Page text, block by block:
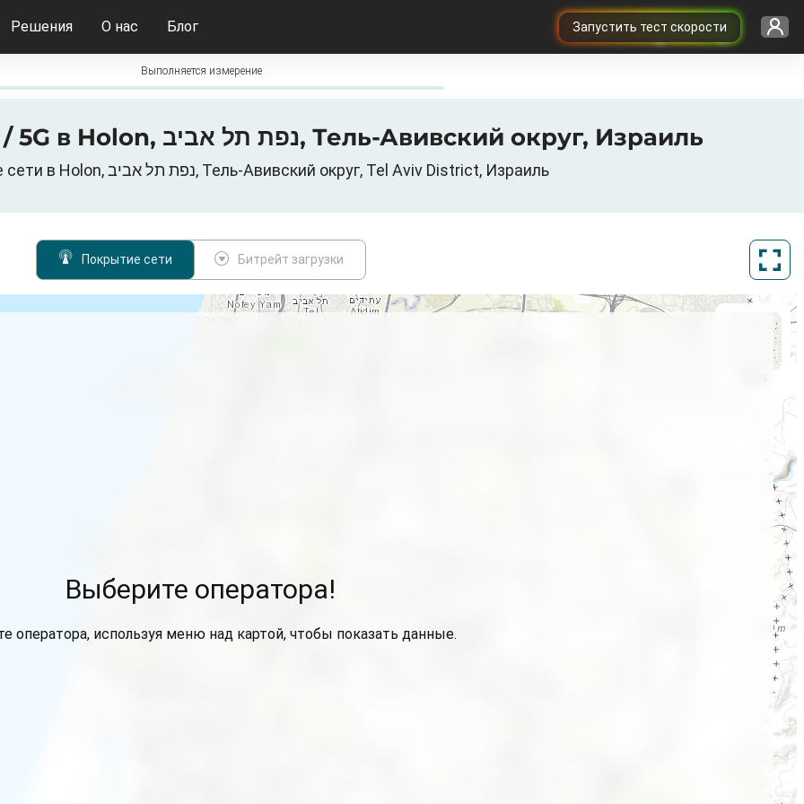
Запустить тест скорости
Решения О нас Блог
Выполняется измерение
Карта покрытия 3G / 4G / 5G в Holon, נפת תל אביב, Тель-Авивский округ, Израиль
Мобильные данные сети в Holon, נפת תל אביב, Тель-Авивский округ, Tel Aviv District, Израиль
Покрытие сети Битрейт загрузки
Выберите оператора!
оператора, используя меню над картой, чтобы показать данные.